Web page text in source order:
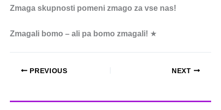
Zmaga skupnosti pomeni zmago za vse nas!
Zmagali bomo – ali pa bomo zmagali! ★
PREVIOUS NEXT